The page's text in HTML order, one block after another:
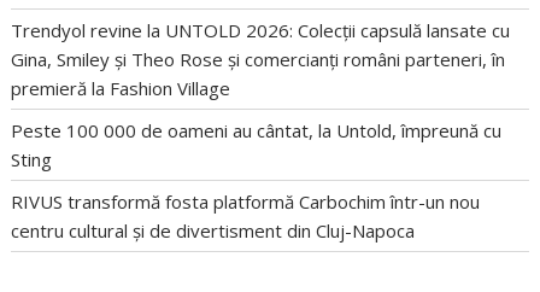
Trendyol revine la UNTOLD 2026: Colecții capsulă lansate cu
Gina, Smiley și Theo Rose și comercianți români parteneri, în
premieră la Fashion Village
Peste 100 000 de oameni au cântat, la Untold, împreună cu
Sting
RIVUS transformă fosta platformă Carbochim într-un nou
centru cultural și de divertisment din Cluj-Napoca